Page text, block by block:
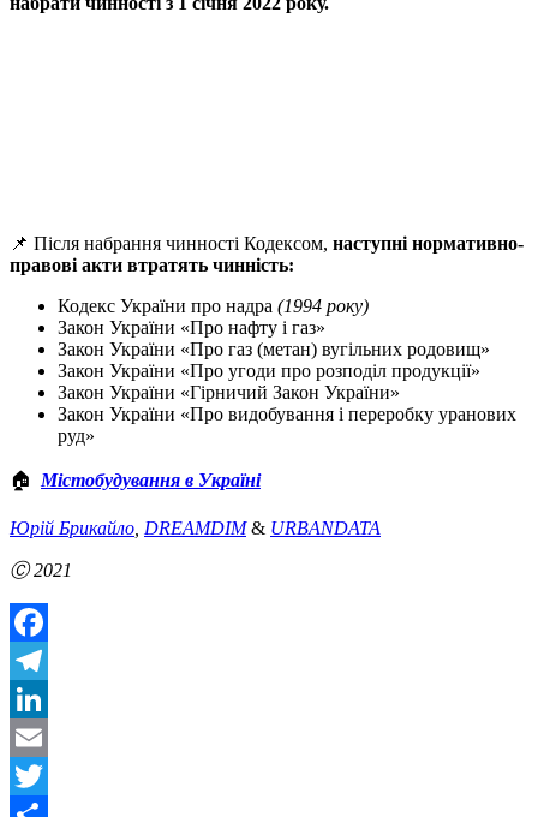
📌 Після набрання чинності Кодексом, наступні нормативно-
правові акти втратять чинність:
Кодекс України про надра (1994 року)
Закон України «Про нафту і газ»
Закон України «Про газ (метан) вугільних родовищ»
Закон України «Про угоди про розподіл продукції»
Закон України «Гірничий Закон України»
Закон України «Про видобування і переробку уранових
руд»
🏠 Містобудування в Україні
Юрій Брикайло DREAMDIM& URBANDATA
Ⓒ 2021
Facebook
Telegram
LinkedIn
Email